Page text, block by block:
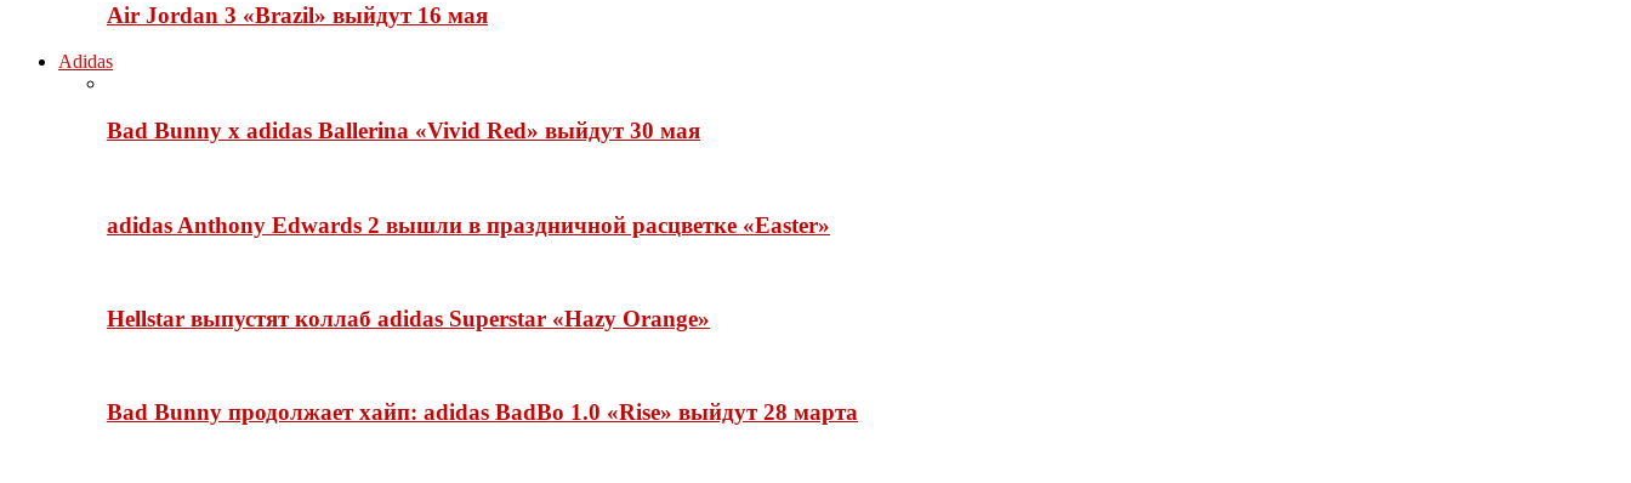
Air Jordan 3 «Brazil» выйдут 16 мая
Adidas
Bad Bunny x adidas Ballerina «Vivid Red» выйдут 30 мая
adidas Anthony Edwards 2 вышли в праздничной расцветке «Easter»
Hellstar выпустят коллаб adidas Superstar «Hazy Orange»
Bad Bunny продолжает хайп: adidas BadBo 1.0 «Rise» выйдут 28 марта